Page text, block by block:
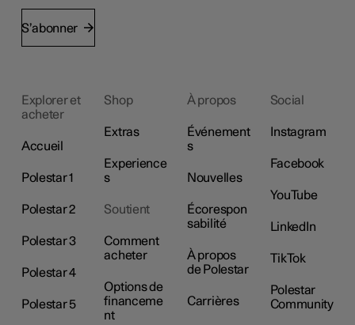
S’abonner
Explorer et
acheter
Accueil
Polestar 1
Polestar 2
Polestar 3
Polestar 4
Polestar 5
Shop
Extras
Experience
s
Soutient
Comment
acheter
Options de
financeme
nt
À propos
Événement
s
Nouvelles
Écorespon
sabilité
À propos
de Polestar
Carrières
Social
Instagram
Facebook
YouTube
LinkedIn
TikTok
Polestar
Community